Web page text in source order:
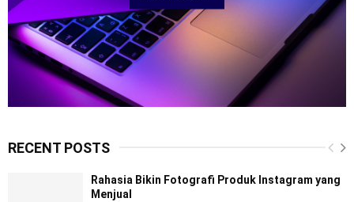
RECENT POSTS
Rahasia Bikin Fotografi Produk Instagram yang
Menjual